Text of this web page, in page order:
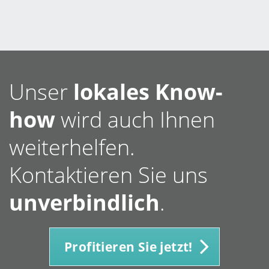
Unser lokales Know-
howwird auch Ihnen
weiterhelfen.
Kontaktieren Sie uns
unverbindlich.
Profitieren Sie jetzt!